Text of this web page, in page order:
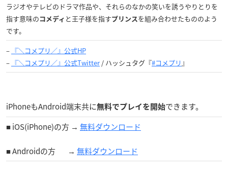
ラジオやテレビのドラマ作品や、それらのなかの笑いを誘うやりとりを
指す意味の コメディ と王子様を指すプリンス を組み合わせたもののよう
です。
– 『＼コメプリ／』公式HP
– 『＼コメプリ／』公式Twitter / ハッシュタグ『#コメプリ 』
iPhoneもAndroid端末共に無料でプレイを開始できます。
■ iOS(iPhone)の方 → 無料ダウンロード
■ Androidの方 → 無料ダウンロード